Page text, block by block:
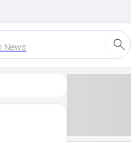
News